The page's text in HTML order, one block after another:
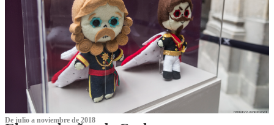
De julio a noviembre de 2018